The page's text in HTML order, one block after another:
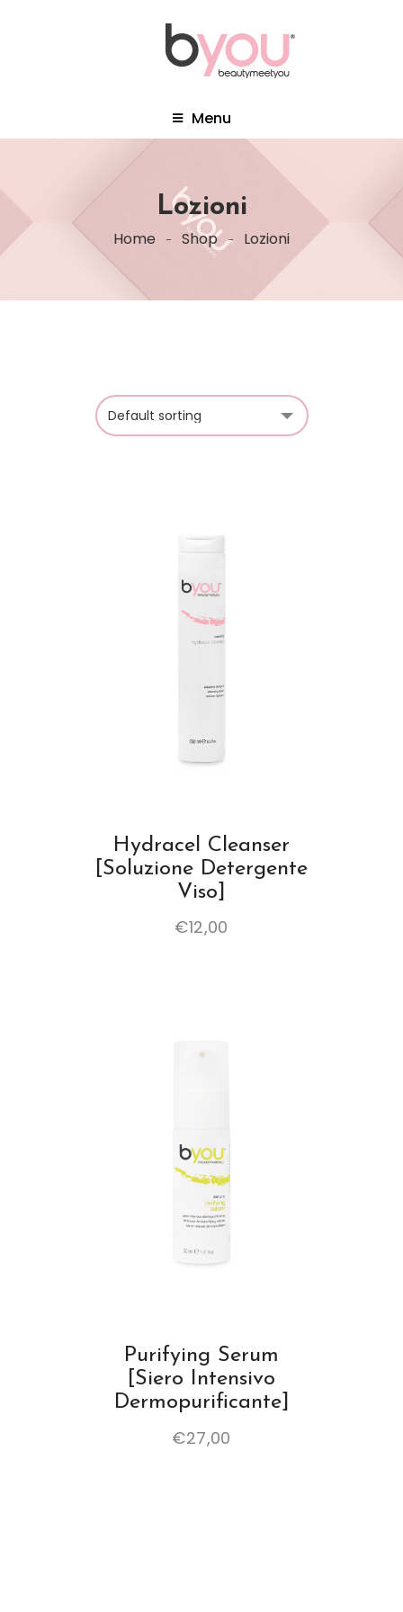
Menu
Lozioni
Home Shop Lozioni
Hydracel Cleanser
[Soluzione Detergente
Viso]
€12,00
Purifying Serum
[Siero Intensivo
Dermopurificante]
€27,00